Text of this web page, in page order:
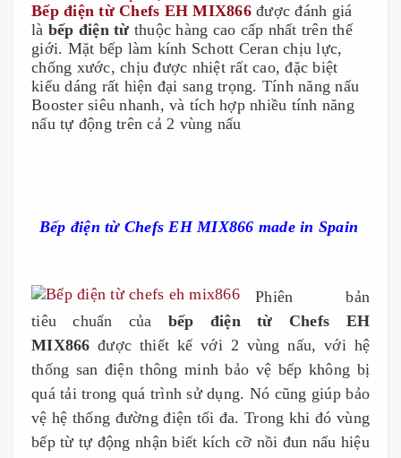
Bếp điện từ Chefs EH MIX866được đánh giá
là bếp điện từ thuộc hàng cao cấp nhất trên thế
giới. Mặt bếp làm kính Schott Ceran chịu lực,
chống xước, chịu được nhiệt rất cao, đặc biệt
kiểu dáng rất hiện đại sang trọng. Tính năng nấu
Booster siêu nhanh, và tích hợp nhiều tính năng
nấu tự động trên cả 2 vùng nấu
Bếp điện từ Chefs EH MIX866 made in Spain
Phiên bản
tiêuchuẩn của bếp điện từ Chefs EH
MIX866được thiết kế với 2 vùng nấu, với hệ
thống san điện thông minh bảo vệ bếp không bị
quá tải trong quá trình sử dụng. Nó cũng giúp bảo
vệ hệ thống đường điện tối đa. Trong khi đó vùng
bếp từ tự động nhận biết kích cỡ nồi đun nấu hiệu